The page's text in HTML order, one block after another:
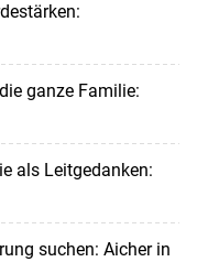
ganze Familie:
als Leitgedanken:
suchen: Aicher in